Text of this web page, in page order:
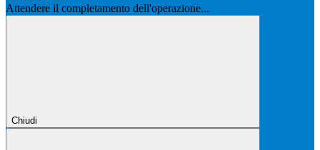
Attendere il completamento dell'operazione...
Chiudi